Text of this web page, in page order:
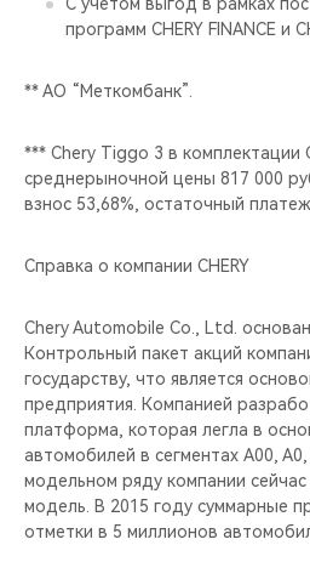
программ CHERY FINANCE и
** АО “Меткомбанк”.
*** Chery Tiggo 3 в комплектации
среднерыночной цены 817 000
взнос 53,68%, остаточный платеж
Cправка о компании CHERY
Chery Automobile Co., Ltd.
Контрольный пакет акций
государству, что является
предприятия. Компанией
платформа, которая легла в
автомобилей в сегментах A00, A0,
модельном ряду компании сейчас
модель. В 2015 году суммарные
отметки в 5 миллионов